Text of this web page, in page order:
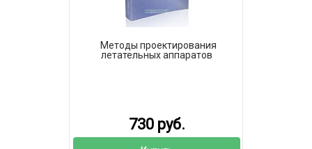
Методы проектирования
летательных аппаратов
730 руб.